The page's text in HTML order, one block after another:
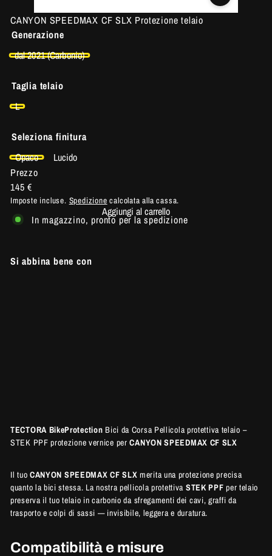
CANYON SPEEDMAX CF SLX Protezione telaio
Generazione
dal 2021 (Carbonio)
Taglia telaio
L
Seleziona finitura
Opaco
Lucido
Prezzo
Prezzo
di
listino
145 €
Imposte incluse. Spedizione calcolata alla cassa.
Aggiungi al carrello
In magazzino, pronto per la spedizione
Si abbina bene con
TECTORA BikeProtection Bici da Corsa Pellicola protettiva telaio –
STEK PPF protezione vernice perCANYON SPEEDMAX CF SLX
Il tuo CANYON SPEEDMAX CF SLX merita una protezione precisa
quanto la bici stessa. La nostra pellicola protettiva STEK PPF per telaio
preserva il tuo telaio in carbonio da sfregamenti dei cavi, graffi da
trasporto e colpi di sassi — invisibile, leggera e duratura.
Compatibilità e misure